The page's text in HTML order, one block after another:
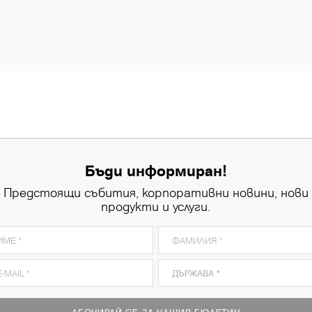
8921Ferrara Oak
Бъди информиран!
Предстоящи събития, корпоративни новини, нови
продукти и услуги.